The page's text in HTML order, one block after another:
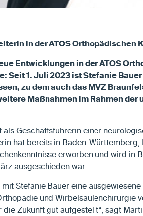
in der ATOS Orthopädischen
Entwicklungen in der ATOS
Seit 1. Juli 2023 ist Stefanie
zu dem auch das MVZ
Maßnahmen im Rahmen
als Geschäftsführerin einer
hat bereits in Baden-Württemberg,
erworben und wird in
ausgeschieden war.
mit Stefanie Bauer eine
und Wirbelsäulenchirurgie
Zukunft gut aufgestellt“, sagt